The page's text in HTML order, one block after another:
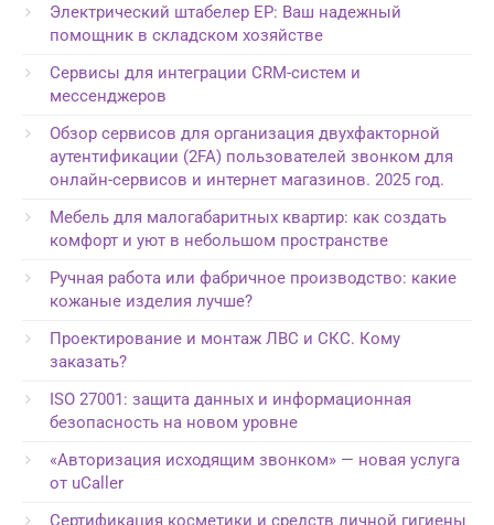
Электрический штабелер EP: Ваш надежный
помощник в складском хозяйстве
Сервисы для интеграции CRM-систем и
мессенджеров
Обзор сервисов для организация двухфакторной
аутентификации (2FA) пользователей звонком для
онлайн-сервисов и интернет магазинов. 2025 год.
Мебель для малогабаритных квартир: как создать
комфорт и уют в небольшом пространстве
Ручная работа или фабричное производство: какие
кожаные изделия лучше?
Проектирование и монтаж ЛВС и СКС. Кому
заказать?
ISO 27001: защита данных и информационная
безопасность на новом уровне
«Авторизация исходящим звонком» — новая услуга
от uCaller
Сертификация косметики и средств личной гигиены